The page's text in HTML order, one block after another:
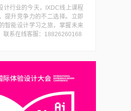
计行业的今天，IXDC线上课程
提升竞争力的不二选择。立即
智能设计学习之旅，掌握未来
联系在线客服：18826260168